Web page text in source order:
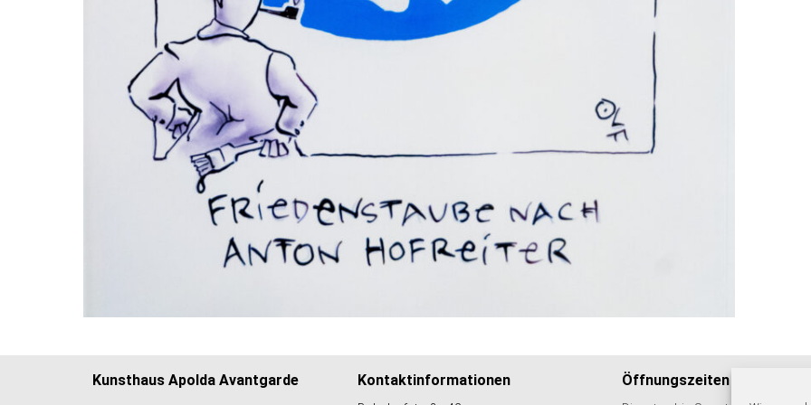
Kunsthaus Apolda Avantgarde Kontaktinformationen Öffnungszeiten